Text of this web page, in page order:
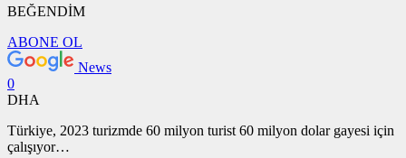
BEĞENDİM
ABONE OL
News
0
DHA
Türkiye, 2023 turizmde 60 milyon turist 60 milyon dolar gayesi için
çalışıyor…